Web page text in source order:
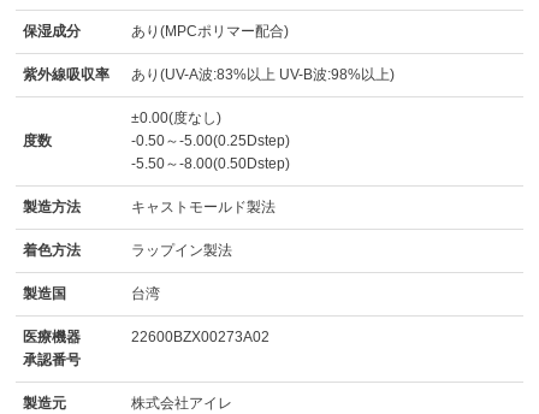
保湿成分 あり(MPCポリマー配合)
紫外線吸収率 あり(UV-A波:83%以上 UV-B波:98%以上)
度数
±0.00(度なし)
-0.50～-5.00(0.25Dstep)
-5.50～-8.00(0.50Dstep)
製造方法 キャストモールド製法
着色方法 ラップイン製法
製造国 台湾
医療機器
承認番号
22600BZX00273A02
製造元 株式会社アイレ